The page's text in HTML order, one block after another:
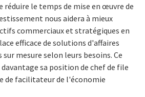
réduire le temps de mise en œuvre de
nous aidera à mieux
commerciaux et stratégiques en
efficace de solutions d'affaires
mesure selon leurs besoins. Ce
sa position de chef de file
de facilitateur de l'économie